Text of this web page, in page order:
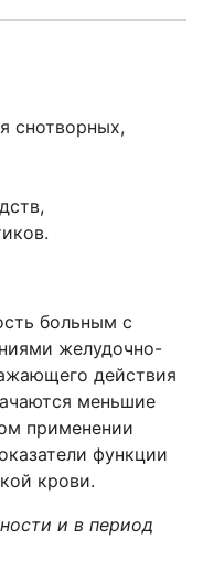
снотворных,
больным с
желудочно-
действия
меньшие
применении
функции
крови.
и в период